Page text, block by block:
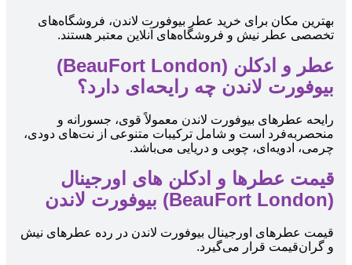
بهترین مکان برای خرید عطر بیوفورت لاندن، فروشگاه‌های
تخصصی عطر نیش و فروشگاه‌های آنلاین معتبر هستند.
عطر و ادکلن (BeauFort London)
بیوفورت لاندن چه رایحه‌ای دارد؟
رایحه عطرهای بیوفورت لاندن معمولاً قوی، جسورانه و
منحصربه‌فرد است و شامل ترکیبات متنوعی از نت‌های دودی،
چرمی، ادویه‌ای، چوبی و دریایی می‌باشد.
قیمت عطرها و ادکلن های اورجینال
(BeauFort London) بیوفورت لاندن
قیمت عطرهای اورجینال بیوفورت لاندن در رده عطرهای نیش
و گران‌قیمت قرار می‌گیرد.